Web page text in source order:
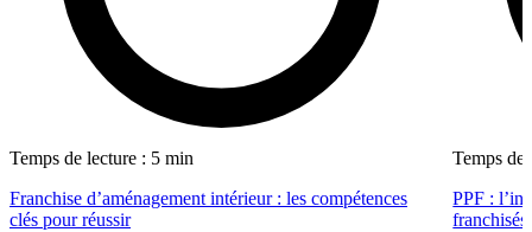
Temps de lecture : 5 min
Franchise d’aménagement intérieur : les compétences
clés pour réussir
Temps de
PPF :
franchisés